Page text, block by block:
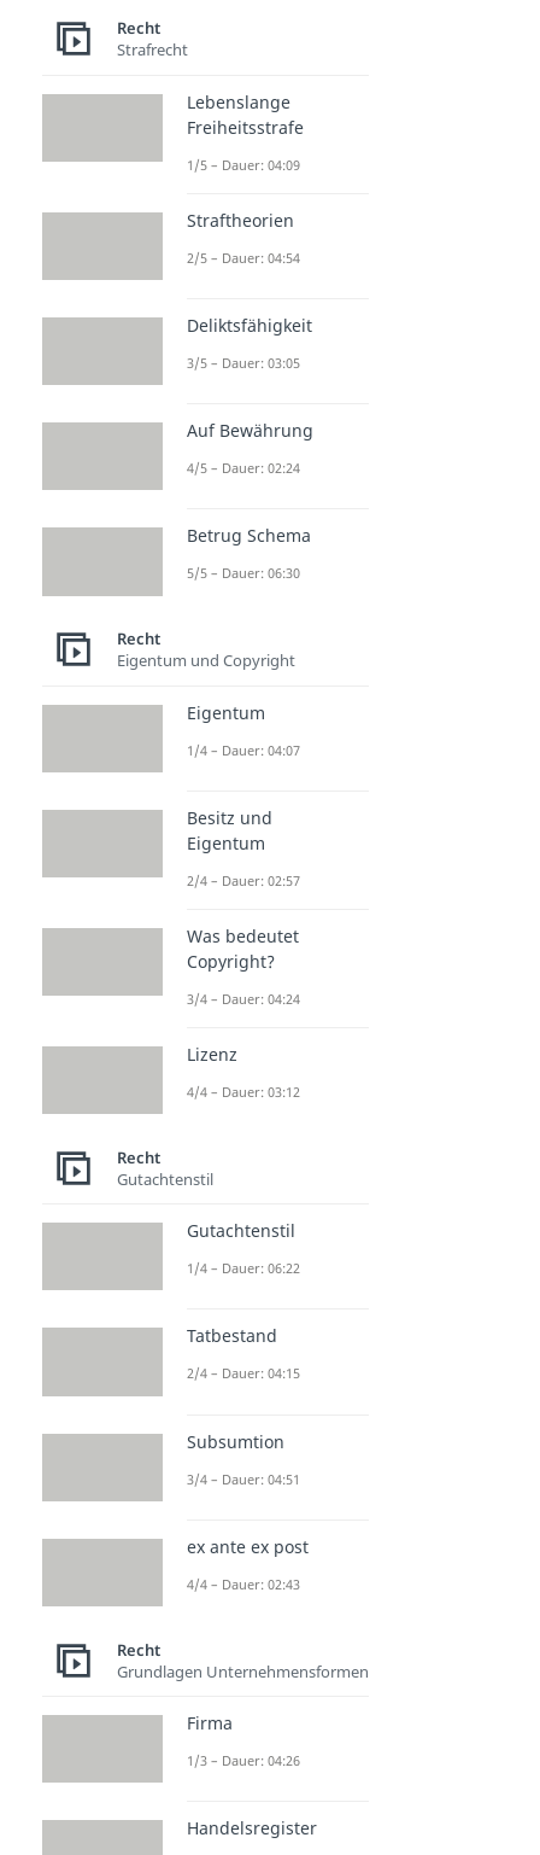
Recht
Strafrecht
Lebenslange
Freiheitsstrafe
1/5 – Dauer: 04:09
Straftheorien
2/5 – Dauer: 04:54
Deliktsfähigkeit
3/5 – Dauer: 03:05
Auf Bewährung
4/5 – Dauer: 02:24
Betrug Schema
5/5 – Dauer: 06:30
Recht
Eigentum und Copyright
Eigentum
1/4 – Dauer: 04:07
Besitz und
Eigentum
2/4 – Dauer: 02:57
Was bedeutet
Copyright?
3/4 – Dauer: 04:24
Lizenz
4/4 – Dauer: 03:12
Recht
Gutachtenstil
Gutachtenstil
1/4 – Dauer: 06:22
Tatbestand
2/4 – Dauer: 04:15
Subsumtion
3/4 – Dauer: 04:51
ex ante ex post
4/4 – Dauer: 02:43
Recht
Grundlagen Unternehmensformen
Firma
1/3 – Dauer: 04:26
Handelsregister